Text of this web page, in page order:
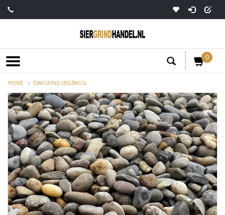
0
HOME DAKGRIND (BIGBAGS)